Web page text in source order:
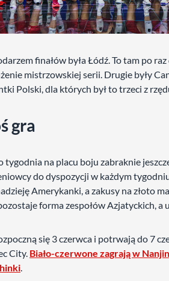
finałów była Łódź. To tam po
mistrzowskiej serii. Drugie były
Polski, dla których był to trzeci z
gra
tygodnia na placu boju zabraknie
do dyspozycji w każdym
Amerykanki, a zakusy na złoto
forma zespołów Azjatyckich,
się 3 czerwca i potrwają do 7
City. Biało-czerwone zagrają w
.